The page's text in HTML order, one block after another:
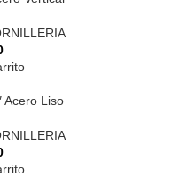
Acero Liso